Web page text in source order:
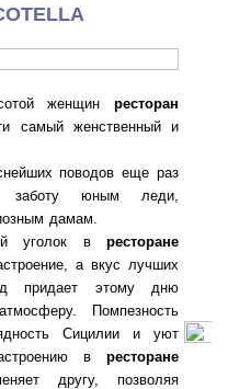
женщин ресторан
самый женственный и
поводов еще раз
заботу юным леди,
дамам.
уголок в ресторане
а вкус лучших
придает этому дню
Помпезность
Сицилии и уют
в ресторане
другу, позволяя